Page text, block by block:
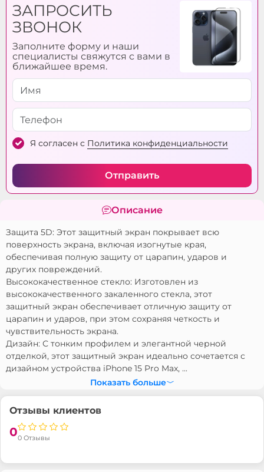
Устойчивый к
царапинам:
Пылеустойчивый:
Da
Материал:
ЗАПРОСИТЬ
ЗВОНОК
Заполните форму и наши
специалисты свяжутся с вами в
ближайшее время.
Я согласен с Политика конфиденциальности
Отправить
Описание
Защита 5D: Этот защитный экран покрывает всю
поверхность экрана, включая изогнутые края,
обеспечивая полную защиту от царапин, ударов и
других повреждений.
Высококачественное стекло: Изготовлен из
высококачественного закаленного стекла, этот
защитный экран обеспечивает отличную защиту от
царапин и ударов, при этом сохраняя четкость и
чувствительность экрана.
Дизайн: С тонким профилем и элегантной черной
отделкой, этот защитный экран идеально сочетается с
дизайном устройства iPhone 15 Pro Max, ...
Показать больше
Отзывы клиентов
00 Отзывы